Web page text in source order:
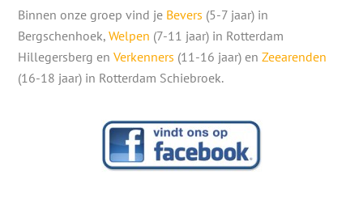
Binnen onze groep vind je Bevers (5-7 jaar) in
Bergschenhoek,Welpen (7-11 jaar) in Rotterdam
Hillegersberg enVerkenners (11-16 jaar) enZeearenden
(16-18 jaar) in Rotterdam Schiebroek.